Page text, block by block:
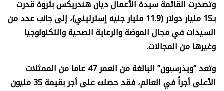
وتصدرت القائمة سيدة الأعمال ديان هندريكس بثروة قدرت
بـ15 مليار دولار (11.9 مليار جنيه إسترليني)، إلى جانب عدد من
السيدات في مجال الموضة والرعاية الصحية والتكنولوجيا
وغيرها من المجالات.
وتعد “ويذرسبون” البالغة من العمر 47 عاما من الممثلات
الأعلى أجراً في العالم، فقد حصلت على أجر بقيمة 35 مليون